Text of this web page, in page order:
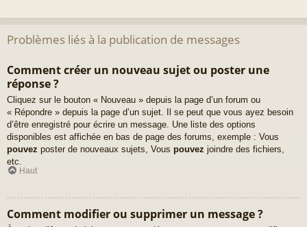
Problèmes liés à la publication de messages
Comment créer un nouveau sujet ou poster une
réponse ?
Cliquez sur le bouton « Nouveau » depuis la page d’un forum ou
« Répondre » depuis la page d’un sujet. Il se peut que vous ayez besoin
d’être enregistré pour écrire un message. Une liste des options
disponibles est affichée en bas de page des forums, exemple : Vous
pouvez poster de nouveaux sujets, Vous pouvez joindre des fichiers,
etc.
Haut
Comment modifier ou supprimer un message ?